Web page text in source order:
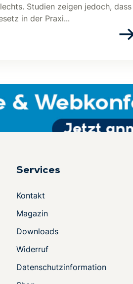
Studien zeigen jedoch, dass
in der Praxi...
Services
Kontakt
Magazin
Downloads
Widerruf
Datenschutzinformation